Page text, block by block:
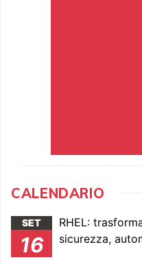
CALENDARIO
SET
16
RHEL:
sicurezza,